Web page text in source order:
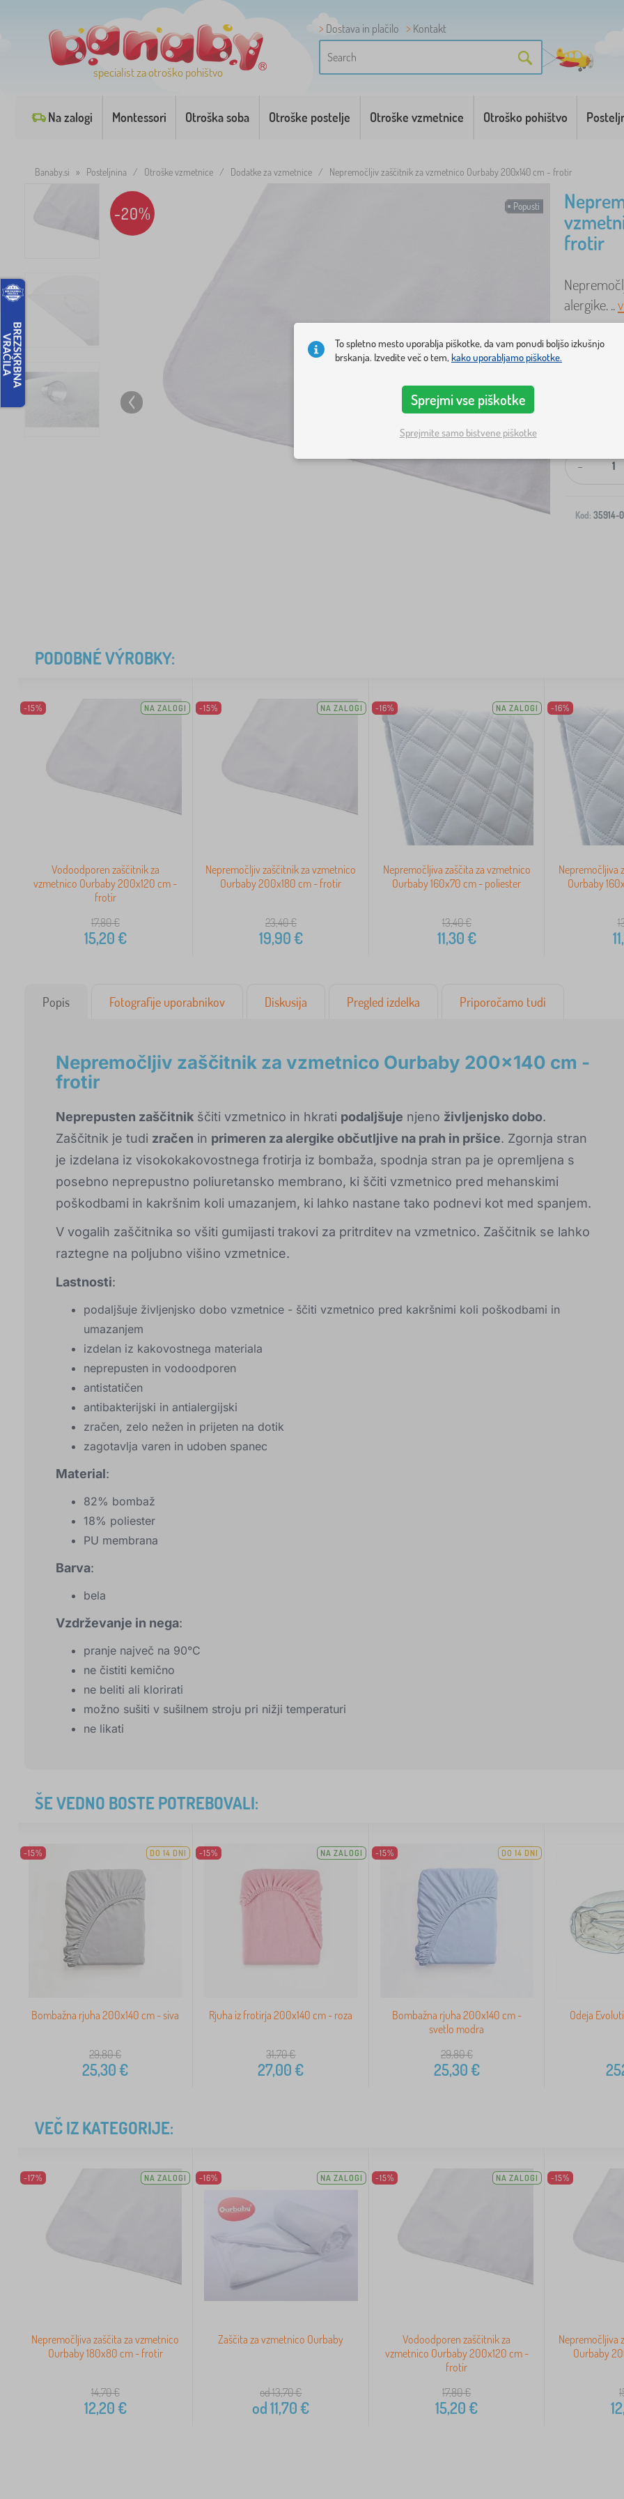
specialist za otroško pohištvo
Dostava in plačilo
Kontakt
Na zalogi Montessori Otroška soba Otroške postelje Otroške vzmetnice Otroško pohištvo
Banaby.si » Posteljnina / Otroške vzmetnice / Dodatke za vzmetnice / Nepremočljiv zaščitnik za vzmetnico Ourbaby 200x140 cm - frotir
Popusti
-20%
frotir
alergike. ..
Dostava na
-
Kod: 35914-0
PODOBNÉ VÝROBKY:
-15% NA ZALOGI
Vodoodporen zaščitnik za
vzmetnico Ourbaby 200x120 cm -
frotir
17,80€
15,20€
-15% NA ZALOGI
Nepremočljiv zaščitnik za vzmetnico
Ourbaby 200x180 cm - frotir
23,40€
19,90€
-16% NA ZALOGI
Nepremočljiva zaščita za vzmetnico
Ourbaby 160x70 cm - poliester
13,40€
11,30€
-16%
Nepremočljiva
Ourbaby
Popis Fotografije uporabnikov Diskusija Pregled izdelka Priporočamo tudi
Nepremočljiv zaščitnik za vzmetnico Ourbaby 200x140 cm -
frotir
Neprepusten zaščitnik ščiti vzmetnico in hkrati podaljšuje njeno življenjsko dobo.
Zaščitnik je tudi zračen in primeren za alergike občutljive na prah in pršice. Zgornja stran
je izdelana iz visokokakovostnega frotirja iz bombaža, spodnja stran pa je opremljena s
posebno neprepustno poliuretansko membrano, ki ščiti vzmetnico pred mehanskimi
poškodbami in kakršnim koli umazanjem, ki lahko nastane tako podnevi kot med spanjem.
V vogalih zaščitnika so všiti gumijasti trakovi za pritrditev na vzmetnico. Zaščitnik se lahko
raztegne na poljubno višino vzmetnice.
Lastnosti:
podaljšuje življenjsko dobo vzmetnice - ščiti vzmetnico pred kakršnimi koli poškodbami in
umazanjem
izdelan iz kakovostnega materiala
neprepusten in vodoodporen
antistatičen
antibakterijski in antialergijski
zračen, zelo nežen in prijeten na dotik
zagotavlja varen in udoben spanec
Material:
82% bombaž
18% poliester
PU membrana
Barva:
bela
Vzdrževanje in nega:
pranje največ na 90°C
ne čistiti kemično
ne beliti ali klorirati
možno sušiti v sušilnem stroju pri nižji temperaturi
ne likati
ŠE VEDNO BOSTE POTREBOVALI:
-15% DO 14 DNI
Bombažna rjuha 200x140 cm - siva
29,80€
25,30€
-15% NA ZALOGI
Rjuha iz frotirja 200x140 cm - roza
31,70€
27,00€
-15% DO 14 DNI
Bombažna rjuha 200x140 cm -
svetlo modra
29,80€
25,30€
Odeja
VEČ IZ KATEGORIJE:
-17% NA ZALOGI
Nepremočljiva zaščita za vzmetnico
Ourbaby 180x80 cm - frotir
14,70€
12,20€
-16% NA ZALOGI
Zaščita za vzmetnico Ourbaby
od 13,70€
od11,70€
-15% NA ZALOGI
Vodoodporen zaščitnik za
vzmetnico Ourbaby 200x120 cm -
frotir
17,80€
15,20€
-15%
Nepremočljiva
Ourbaby
To spletno mesto uporablja piškotke, da vam ponudi boljšo izkušnjo
brskanja. Izvedite več o tem, kako uporabljamo piškotke.
Sprejmi vse piškotke
Sprejmite samo bistvene piškotke